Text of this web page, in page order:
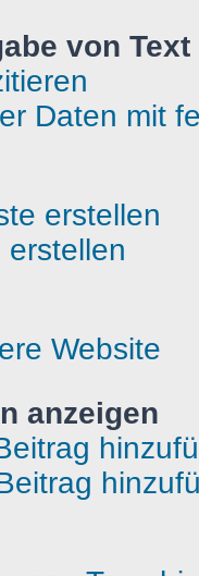
von
Daten mit
erstellen
erstellen
Website
anzeigen